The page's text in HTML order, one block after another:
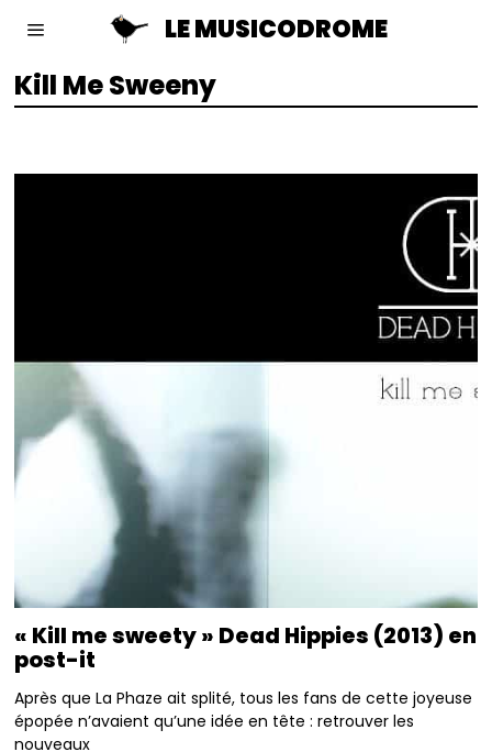
LE MUSICODROME
Kill Me Sweeny
« Kill me sweety » Dead Hippies (2013) en
post-it
Après que La Phaze ait splité, tous les fans de cette joyeuse
épopée n’avaient qu’une idée en tête : retrouver les
nouveaux